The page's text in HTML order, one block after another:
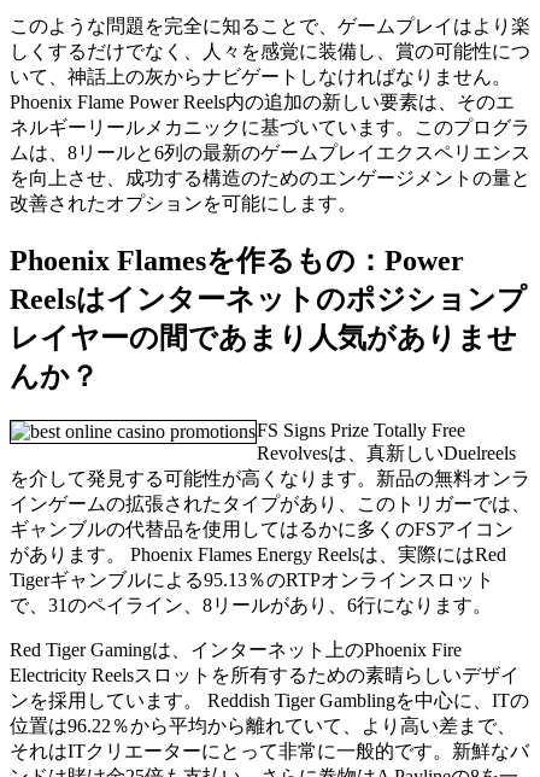
このような問題を完全に知ることで、ゲームプレイはより楽
しくするだけでなく、人々を感覚に装備し、賞の可能性につ
いて、神話上の灰からナビゲートしなければなりません。
Phoenix Flame Power Reels内の追加の新しい要素は、そのエ
ネルギーリールメカニッ​​クに基づいています。このプログラ
ムは、8リールと6列の最新のゲームプレイエクスペリエンス
を向上させ、成功する構造のためのエンゲージメントの量と
改善されたオプションを可能にします。
Phoenix Flamesを作るもの：Power
Reelsはインターネットのポジションプ
レイヤーの間であまり人気がありませ
んか？
FS Signs Prize Totally Free
Revolvesは、真新しいDuelreels
を介して発見する可能性が高くなります。新品の無料オンラ
インゲームの拡張されたタイプがあり、このトリガーでは、
ギャンブルの代替品を使用してはるかに多くのFSアイコン
があります。 Phoenix Flames Energy Reelsは、実際にはRed
Tigerギャンブルによる95.13％のRTPオンラインスロット
で、31のペイライン、8リールがあり、6行になります。
Red Tiger Gamingは、インターネット上のPhoenix Fire
Electricity Reelsスロットを所有するための素晴らしいデザイ
ンを採用しています。 Reddish Tiger Gamblingを中心に、ITの
位置は96.22％から平均から離れていて、より高い差まで、
それはITクリエーターにとって非常に一般的です。新鮮なバ